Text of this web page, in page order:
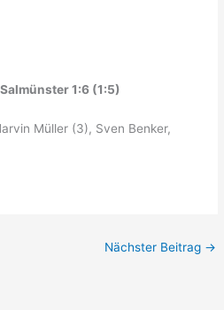
1:6 (1:5)
Müller (3), Sven Benker,
Nächster Beitrag →